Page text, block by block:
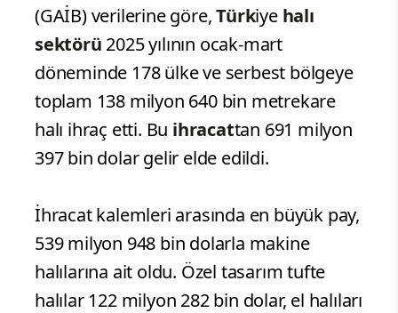
(GAİB) verilerine göre,Türkiye halı
sektörü 2025 yılının ocak-mart
döneminde 178 ülke ve serbest bölgeye
toplam 138 milyon 640 bin metrekare
halı ihraç etti. Bu ihracattan 691 milyon
397 bin dolar gelir elde edildi.
İhracat kalemleri arasında en büyük pay,
539 milyon 948 bin dolarla makine
halılarına ait oldu. Özel tasarım tufte
halılar 122 milyon 282 bin dolar, el halıları